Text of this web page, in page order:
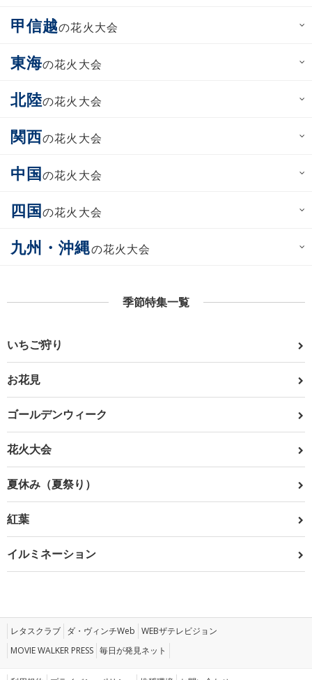
甲信越の花火大会
東海の花火大会
北陸の花火大会
関西の花火大会
中国の花火大会
四国の花火大会
九州・沖縄の花火大会
季節特集一覧
いちご狩り
お花見
ゴールデンウィーク
花火大会
夏休み（夏祭り）
紅葉
イルミネーション
レタスクラブ ダ・ヴィンチWeb WEBザテレビジョン
MOVIE WALKER PRESS 毎日が発見ネット